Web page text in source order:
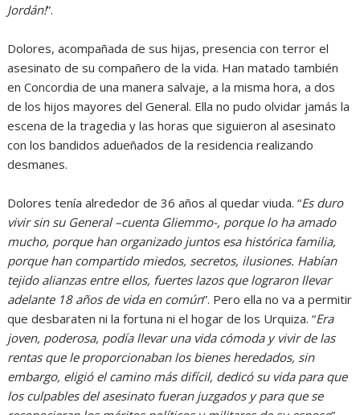
Jordán!”.
Dolores, acompañada de sus hijas, presencia con terror el
asesinato de su compañero de la vida. Han matado también
en Concordia de una manera salvaje, a la misma hora, a dos
de los hijos mayores del General. Ella no pudo olvidar jamás la
escena de la tragedia y las horas que siguieron al asesinato
con los bandidos adueñados de la residencia realizando
desmanes.
Dolores tenía alrededor de 36 años al quedar viuda. “Es duro
vivir sin su General –cuenta Gliemmo-, porque lo ha amado
mucho, porque han organizado juntos esa histórica familia,
porque han compartido miedos, secretos, ilusiones. Habían
tejido alianzas entre ellos, fuertes lazos que lograron llevar
adelante 18 años de vida en común”. Pero ella no va a permitir
que desbaraten ni la fortuna ni el hogar de los Urquiza. “Era
joven, poderosa, podía llevar una vida cómoda y vivir de las
rentas que le proporcionaban los bienes heredados, sin
embargo, eligió el camino más difícil, dedicó su vida para que
los culpables del asesinato fueran juzgados y para que se